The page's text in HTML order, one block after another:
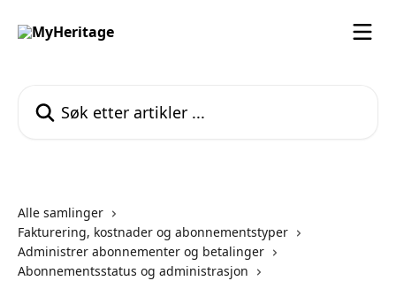
Alle samlinger
Fakturering, kostnader og abonnementstyper
Administrer abonnementer og betalinger
Abonnementsstatus og administrasjon